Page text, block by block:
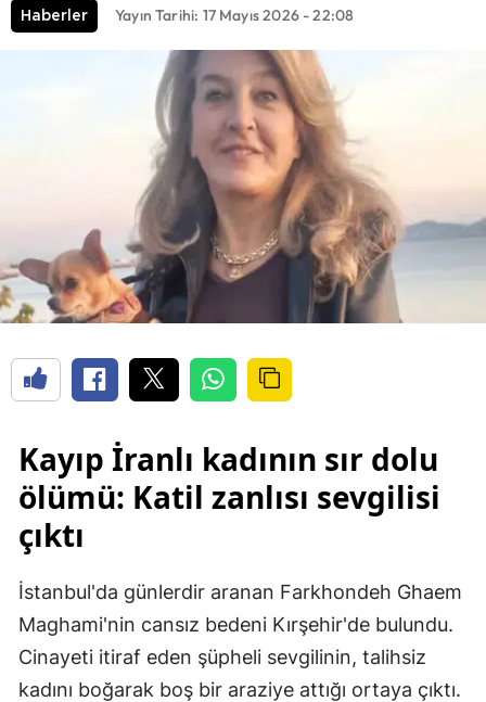
Haberler Yayın Tarihi: 17 Mayıs 2026 - 22:08
Kayıp İranlı kadının sır dolu
ölümü: Katil zanlısı sevgilisi
çıktı
İstanbul'da günlerdir aranan Farkhondeh Ghaem
Maghami'nin cansız bedeni Kırşehir'de bulundu.
Cinayeti itiraf eden şüpheli sevgilinin, talihsiz
kadını boğarak boş bir araziye attığı ortaya çıktı.